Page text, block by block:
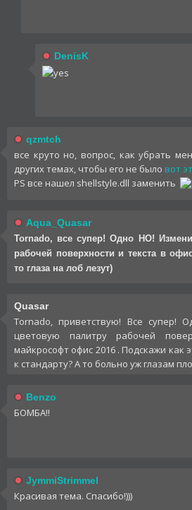
DenisK
qzmtch
все круто но, вопрос, как убрать
других темах, чтобы его не было вот
PS все нашел shellstyle.dll заменить
Aqua_Quasar
Tornado, все супер! Одно НО!
рабочей поверхности и текста в
то глаза на лоб лезут)
Quasar
Tornado, приветствую! Все супер!
цветовую палитру рабочей
майкрософт офис 2016 . Подскажи как
к стандарту? А то больно уж глазам
Benzo
БОМБА!!
JymmiStrimmel
Красивая тема. Спасибо!)))